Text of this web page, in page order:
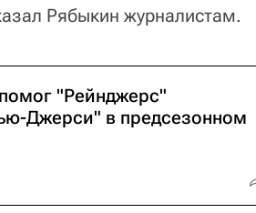
Рябыкин журналистам.
"Рейнджерс"
Джерси" в предсезонном